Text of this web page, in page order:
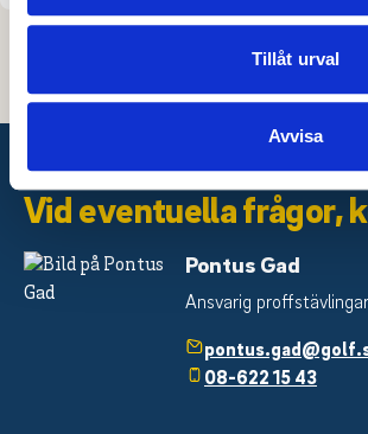
när du har använt deras tjänster.
Tillåt urval
Avvisa
Vid eventuella frågor,
Pontus Gad
Ansvarig proffstävlingar
08-622 15 43